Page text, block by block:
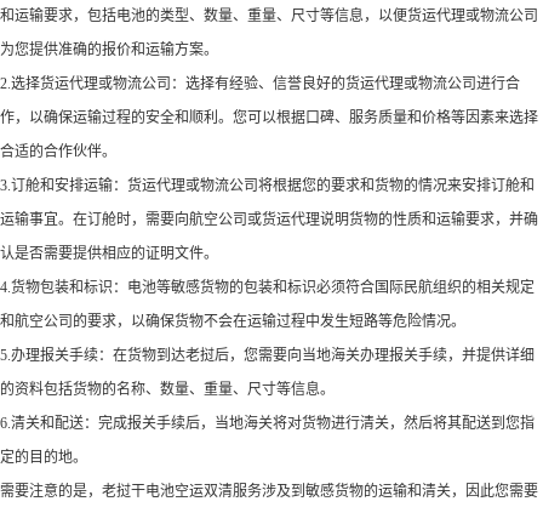
和运输要求，包括电池的类型、数量、重量、尺寸等信息，以便货运代理或物流公司
为您提供准确的报价和运输方案。
2.选择货运代理或物流公司：选择有经验、信誉良好的货运代理或物流公司进行合
作，以确保运输过程的安全和顺利。您可以根据口碑、服务质量和价格等因素来选择
合适的合作伙伴。
3.订舱和安排运输：货运代理或物流公司将根据您的要求和货物的情况来安排订舱和
运输事宜。在订舱时，需要向航空公司或货运代理说明货物的性质和运输要求，并确
认是否需要提供相应的证明文件。
4.货物包装和标识：电池等敏感货物的包装和标识必须符合国际民航组织的相关规定
和航空公司的要求，以确保货物不会在运输过程中发生短路等危险情况。
5.办理报关手续：在货物到达老挝后，您需要向当地海关办理报关手续，并提供详细
的资料包括货物的名称、数量、重量、尺寸等信息。
6.清关和配送：完成报关手续后，当地海关将对货物进行清关，然后将其配送到您指
定的目的地。
需要注意的是，老挝干电池空运双清服务涉及到敏感货物的运输和清关，因此您需要